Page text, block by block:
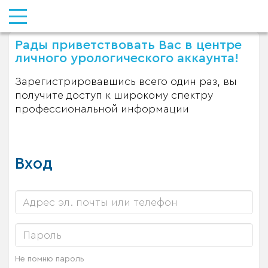
Рады приветствовать Вас в центре
личного урологического аккаунта!
Зарегистрировавшись всего один раз, вы
получите доступ к широкому спектру
профессиональной информации
Вход
Не помню пароль